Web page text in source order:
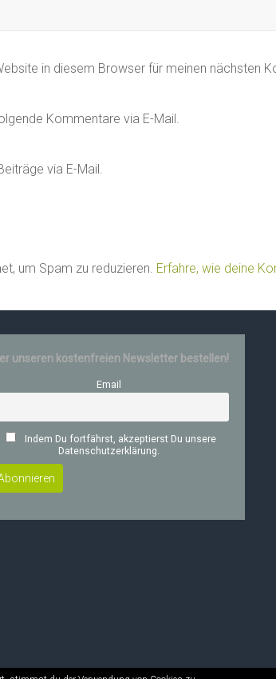
in diesem Browser für meinen nächsten
Kommentare via E-Mail.
via E-Mail.
um Spam zu reduzieren. Erfahre, wie deine
unseren kostenfreien Newsletter bestellen!
Email
Indem Du fortfährst, akzeptierst Du unsere
Datenschutzerklärung.